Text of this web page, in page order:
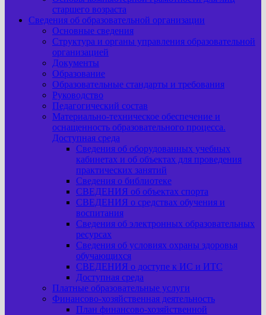
старшего возраста
Сведения об образовательной организации
Основные сведения
Структура и органы управления образовательной
организацией
Документы
Образование
Образовательные стандарты и требования
Руководство
Педагогический состав
Материально-техническое обеспечение и
оснащенность образовательного процесса.
Доступная среда
Сведения об оборудованных учебных
кабинетах и об объектах для проведения
практических занятий
Сведения о библиотеке
СВЕДЕНИЯ об объектах спорта
СВЕДЕНИЯ о средствах обучения и
воспитания
Сведения об электронных образовательных
ресурсах
Сведения об условиях охраны здоровья
обучающихся
СВЕДЕНИЯ о доступе к ИС и ИТС
Доступная среда
Платные образовательные услуги
Финансово-хозяйственная деятельность
План финансово-хозяйственной